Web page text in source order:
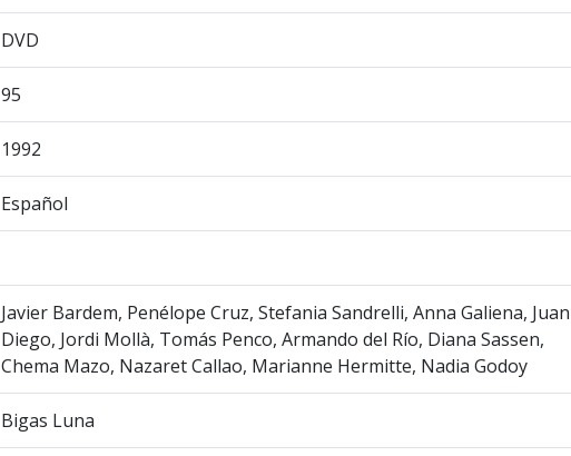
DVD
95
1992
Español
Javier Bardem, Penélope Cruz, Stefania Sandrelli, Anna Galiena, Juan
Diego, Jordi Mollà, Tomás Penco, Armando del Río, Diana Sassen,
Chema Mazo, Nazaret Callao, Marianne Hermitte, Nadia Godoy
Bigas Luna